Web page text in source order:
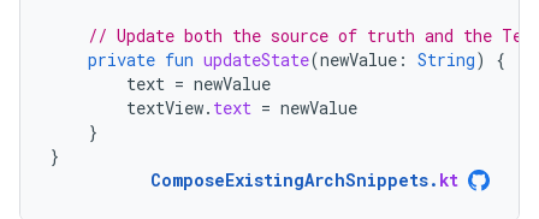
// Update both the source of truth and the
private fun updateState(newValue : String)
{
text = newValue
textView. text = newValue
}
}
ComposeExistingArchSnippets. kt